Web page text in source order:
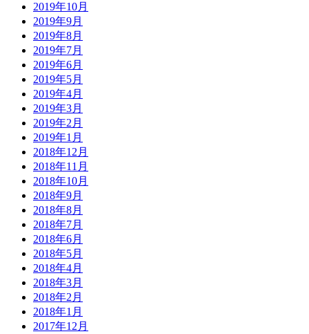
2019年10月
2019年9月
2019年8月
2019年7月
2019年6月
2019年5月
2019年4月
2019年3月
2019年2月
2019年1月
2018年12月
2018年11月
2018年10月
2018年9月
2018年8月
2018年7月
2018年6月
2018年5月
2018年4月
2018年3月
2018年2月
2018年1月
2017年12月